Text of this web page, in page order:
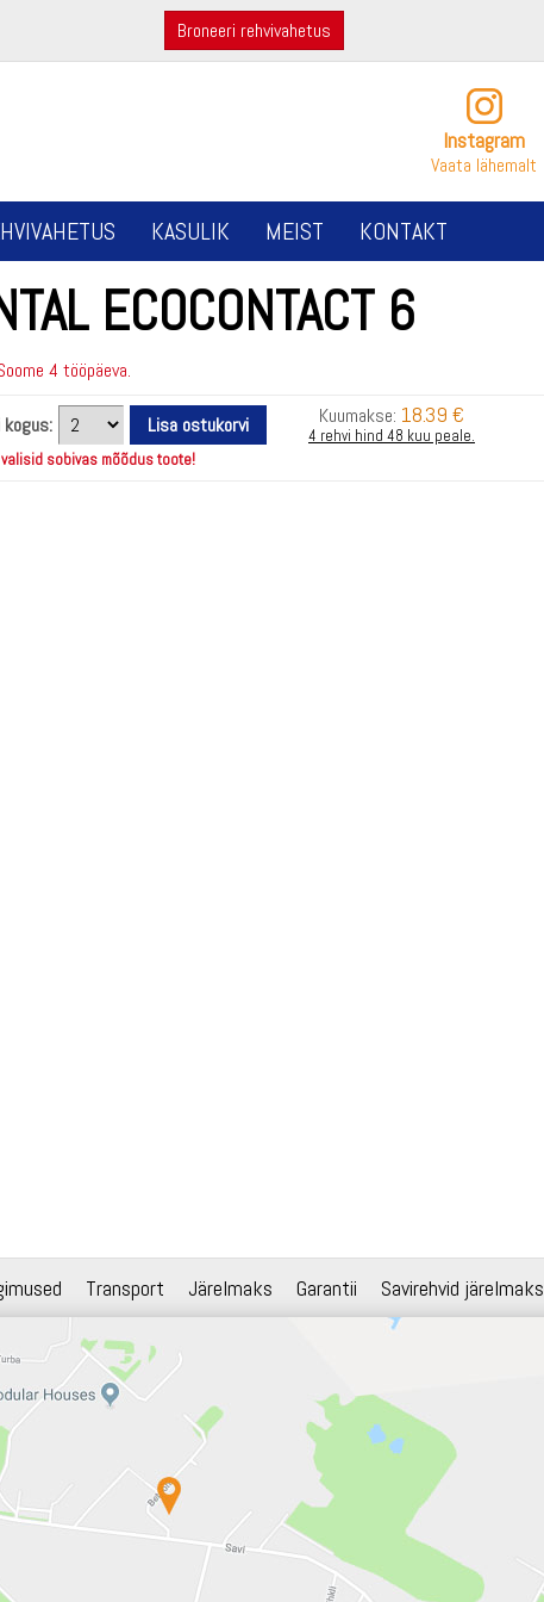
Broneeri rehvivahetus
Instagram
Vaata lähemalt
KASULIK MEIST KONTAKT
ECOCONTACT 6
4 tööpäeva.
kogus: Kuumakse: 18.39 €
4 rehvi hind 48 kuu peale.
sobivas mõõdus toote!
Transport Järelmaks Garantii Savirehvid järelmaks